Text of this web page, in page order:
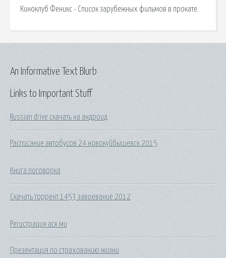
Киноклуб Феникс - Список зарубежных фильмов в прокате.
Links to Important Stuff
Russian drive скачать на андроид
Расписание автобусов 24 новокуйбышевск 2015
Книга поговорка
Скачать торрент 1453 завоевание 2012
Регистрация аск ми
Презентация по страхованию жизни
An Informative Text Blurb